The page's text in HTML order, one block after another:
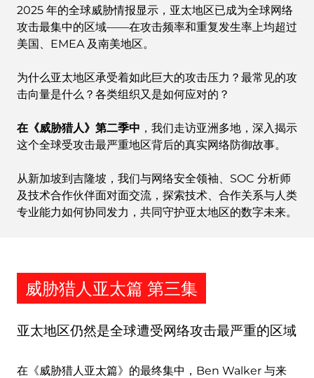
2025 年的全球威胁情报显示，亚太地区已成为全球网络
攻击最集中的区域——在攻击频率和重复发生率上均超过
美国、EMEA 及南美地区。
为什么亚太地区承受着如此巨大的攻击压力？最常见的攻
击向量是什么？各类组织又是如何应对的？
在《威胁猎人》第二季中 ，我们走访亚洲多地，深入揭示
这个全球受攻击最严重地区背后的真实网络防御故事。
从新加坡到吉隆坡，我们与网络安全领袖、SOC 分析师
及技术合作伙伴面对面交流，探索技术、合作关系与人类
专业能力如何协同发力，共同守护亚太地区的数字未来。
威胁猎人亚太篇 第三集
亚太地区仍然是全球遭受网络攻击最严重的区域
在《威胁猎人亚太篇》的最终集中， Ben Walker 与来